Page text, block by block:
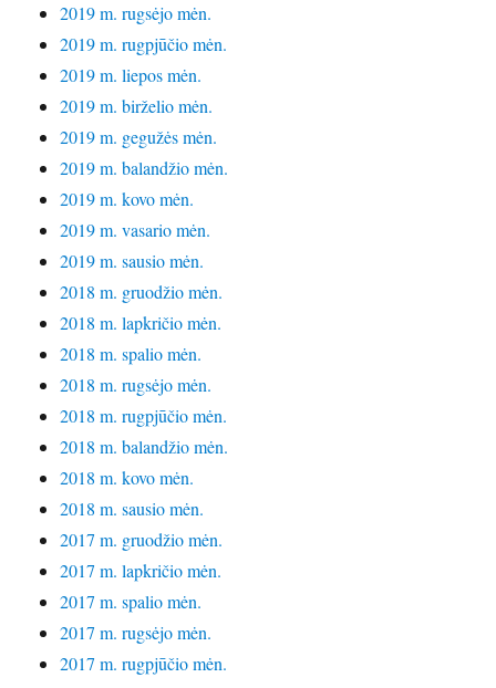
2019 m. rugsėjo mėn.
2019 m. rugpjūčio mėn.
2019 m. liepos mėn.
2019 m. birželio mėn.
2019 m. gegužės mėn.
2019 m. balandžio mėn.
2019 m. kovo mėn.
2019 m. vasario mėn.
2019 m. sausio mėn.
2018 m. gruodžio mėn.
2018 m. lapkričio mėn.
2018 m. spalio mėn.
2018 m. rugsėjo mėn.
2018 m. rugpjūčio mėn.
2018 m. balandžio mėn.
2018 m. kovo mėn.
2018 m. sausio mėn.
2017 m. gruodžio mėn.
2017 m. lapkričio mėn.
2017 m. spalio mėn.
2017 m. rugsėjo mėn.
2017 m. rugpjūčio mėn.